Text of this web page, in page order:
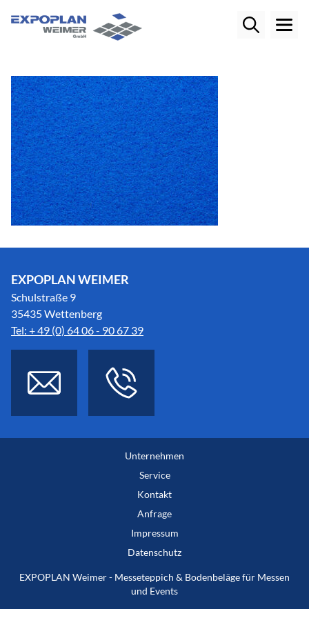
EXPOPLAN WEIMER
Schulstraße 9
35435 Wettenberg
Tel: + 49 (0) 64 06 - 90 67 39
Unternehmen
Service
Kontakt
Anfrage
Impressum
Datenschutz
EXPOPLAN Weimer - Messeteppich & Bodenbeläge für Messen
und Events